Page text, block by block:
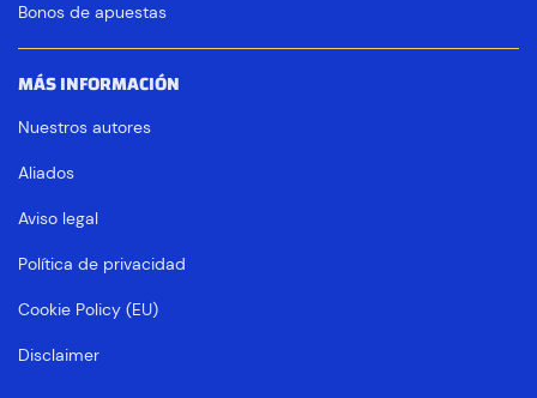
Bonos de apuestas
MÁS INFORMACIÓN
Nuestros autores
Aliados
Aviso legal
Política de privacidad
Cookie Policy (EU)
Disclaimer